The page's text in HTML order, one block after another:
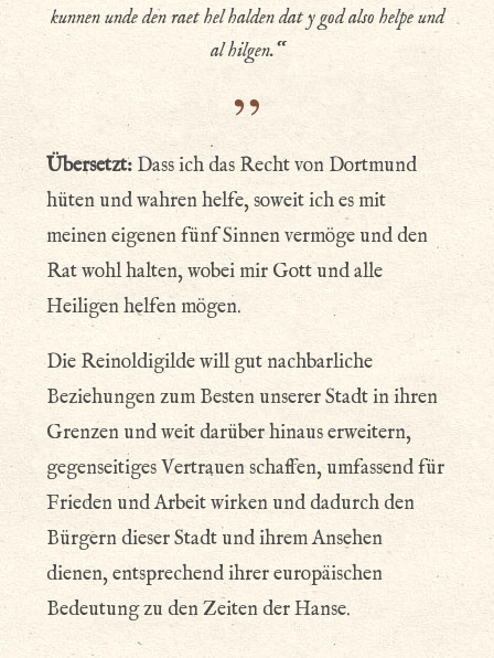
kunnen unde den raet hel halden dat y god also helpe und
al hilgen.“
Übersetzt: Dass ich das Recht von Dortmund
hüten und wahren helfe, soweit ich es mit
meinen eigenen fünf Sinnen vermöge und den
Rat wohl halten, wobei mir Gott und alle
Heiligen helfen mögen.
Die Reinoldigilde will gut nachbarliche
Beziehungen zum Besten unserer Stadt in ihren
Grenzen und weit darüber hinaus erweitern,
gegenseitiges Vertrauen schaffen, umfassend für
Frieden und Arbeit wirken und dadurch den
Bürgern dieser Stadt und ihrem Ansehen
dienen, entsprechend ihrer europäischen
Bedeutung zu den Zeiten der Hanse.